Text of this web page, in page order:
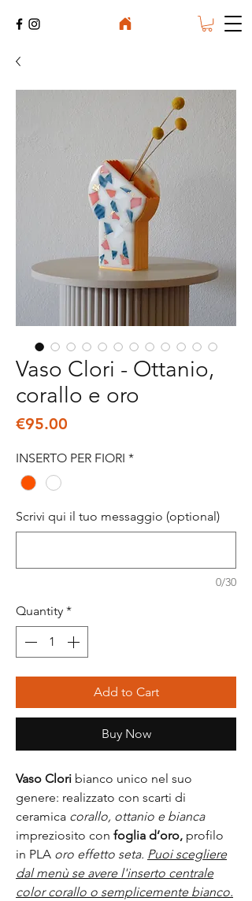
Vaso Clori - Ottanio,
corallo e oro
€95.00
INSERTO PER FIORI *
Scrivi qui il tuo messaggio (optional)
0/30
Quantity *
Add to Cart
Buy Now
Vaso Clori bianco unico nel suo
genere: realizzato con scarti di
ceramica corallo, ottanio e bianca
impreziosito con foglia d’oro, profilo
in PLA oro effetto seta. Puoi scegliere
dal menù se avere l'inserto centrale
color corallo o semplicemente bianco.